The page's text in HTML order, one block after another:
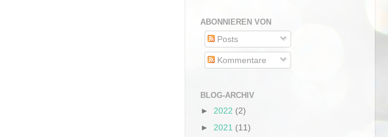
ABONNIEREN VON
Posts
Kommentare
BLOG-ARCHIV
► 2022 (2)
► 2021 (11)